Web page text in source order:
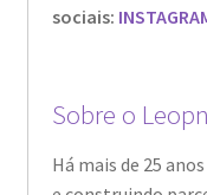
sociais:
Sobre o
Há mais de 25